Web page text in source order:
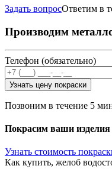
Задать вопросОтветим в
Производим
Телефон (обязательно)
Узнать цену покраски
Позвоним в течение 5
Покрасим ваши изделия
Узнать стоимость
Как купить, желоб